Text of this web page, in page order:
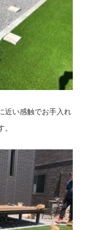
近い感触でお手入れ